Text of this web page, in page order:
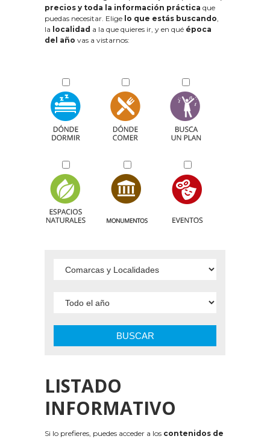
precios y toda la información práctica que
puedas necesitar. Elige lo que estás buscando,
la localidad a la que quieres ir, y en qué época
del año vas a vistarnos:
BUSCAR
LISTADO
INFORMATIVO
Si lo prefieres, puedes acceder a los contenidos de